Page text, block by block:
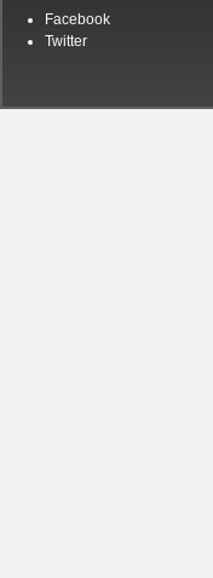
Facebook
Twitter